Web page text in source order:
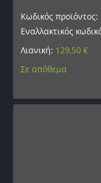
Κωδικός προϊόντος:
Εναλλακτικός
Λιανική: 129,50€
Σε απόθεμα